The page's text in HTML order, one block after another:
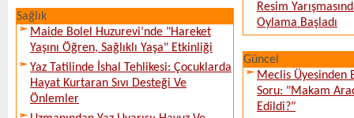
Sağlık
Maide Bolel Huzurevi’nde "Hareket
Yaşını Öğren, Sağlıklı Yaşa" Etkinliği
Yaz Tatilinde İshal Tehlikesi: Çocuklarda
Hayat Kurtaran Sıvı Desteği Ve
Önlemler
Resim
Oylama Başladı
Güncel
Meclis Üyesinden
Soru: "Makam
Edildi?"